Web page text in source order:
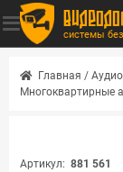
системы
Главная /
Многоквартирные
Артикул: 881 561